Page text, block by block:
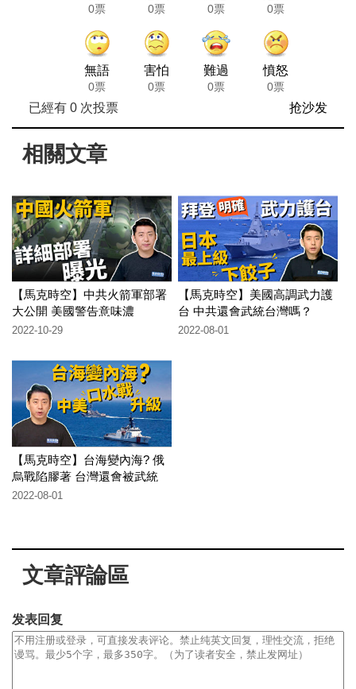
0票 0票 0票 0票
無語
0票
害怕
0票
難過
0票
憤怒
0票
已經有 0次投票 抢沙发
相關文章
【馬克時空】中共火箭軍部署
大公開 美國警告意味濃
2022-10-29
【馬克時空】美國高調武力護
台 中共還會武統台灣嗎？
2022-08-01
【馬克時空】台海變內海? 俄
烏戰陷膠著 台灣還會被武統
嗎?
2022-08-01
文章評論區
发表回复